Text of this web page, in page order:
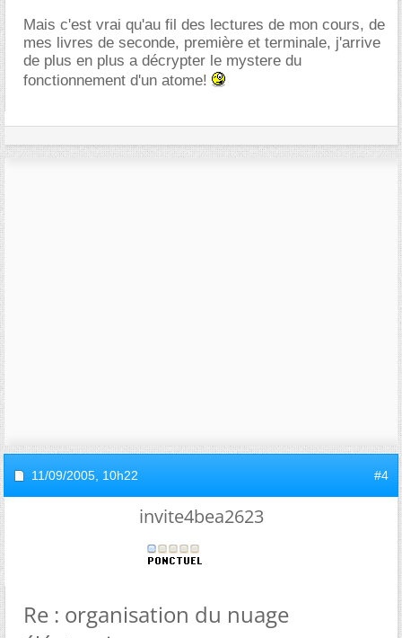
Mais c'est vrai qu'au fil des lectures de mon cours, de
mes livres de seconde, première et terminale, j'arrive
de plus en plus a décrypter le mystere du
fonctionnement d'un atome!
11/09/2005, 10h22 #4
invite4bea2623
Re : organisation du nuage